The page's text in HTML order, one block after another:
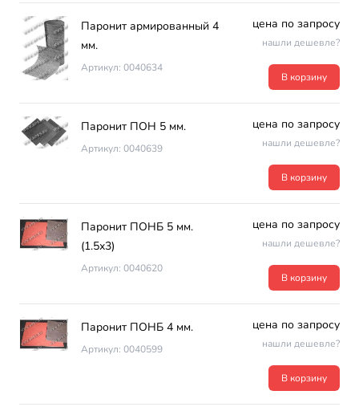
Паронит армированный 4
мм.
Артикул: 0040634
цена по запросу
нашли дешевле?
В корзину
Паронит ПОН 5 мм.
Артикул: 0040639
цена по запросу
нашли дешевле?
В корзину
Паронит ПОНБ 5 мм.
(1.5х3)
Артикул: 0040620
цена по запросу
нашли дешевле?
В корзину
Паронит ПОНБ 4 мм.
Артикул: 0040599
цена по запросу
нашли дешевле?
В корзину